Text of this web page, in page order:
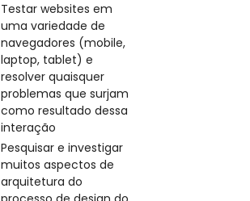
Testar websites em
uma variedade de
navegadores (mobile,
laptop, tablet) e
resolver quaisquer
problemas que surjam
como resultado dessa
interação
Pesquisar e investigar
muitos aspectos de
arquitetura do